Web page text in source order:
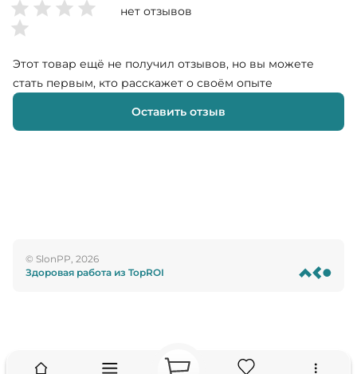
нет отзывов
Этот товар ещё не получил отзывов, но вы можете
стать первым, кто расскажет о своём опыте
Оставить отзыв
© SlonPP, 2026
Здоровая работа из TopROI